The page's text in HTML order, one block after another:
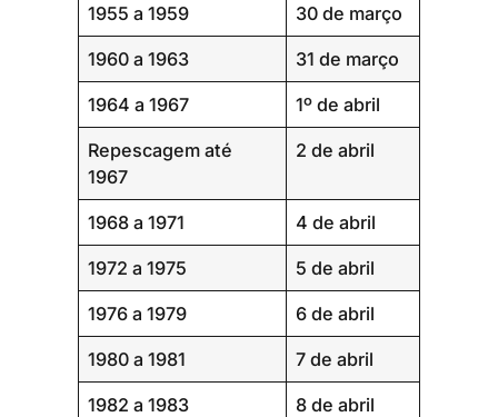
1955 a 1959 30 de março
1960 a 1963 31 de março
1964 a 1967 1º de abril
Repescagem até
1967
2 de abril
1968 a 1971 4 de abril
1972 a 1975 5 de abril
1976 a 1979 6 de abril
1980 a 1981 7 de abril
1982 a 1983 8 de abril